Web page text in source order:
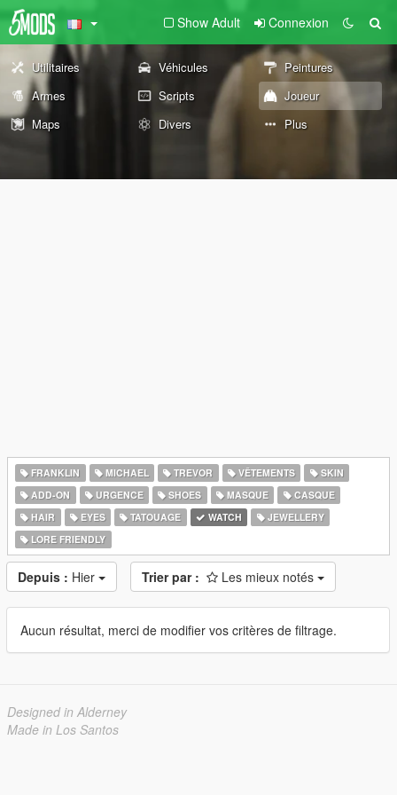
Show Adult Connexion
Utilitaires Véhicules
Peintures
Armes
Scripts
Joueur
Maps
Divers Plus
FRANKLIN MICHAEL TREVOR VÊTEMENTS
SKIN
ADD-ON
URGENCE SHOES MASQUE
CASQUE
HAIR
EYES TATOUAGE WATCH
JEWELLERY
LORE FRIENDLY
Depuis : Hier Trier par : Les mieux notés
Aucun résultat, merci de modifier vos critères de filtrage.
Designed in Alderney
Made in Los Santos